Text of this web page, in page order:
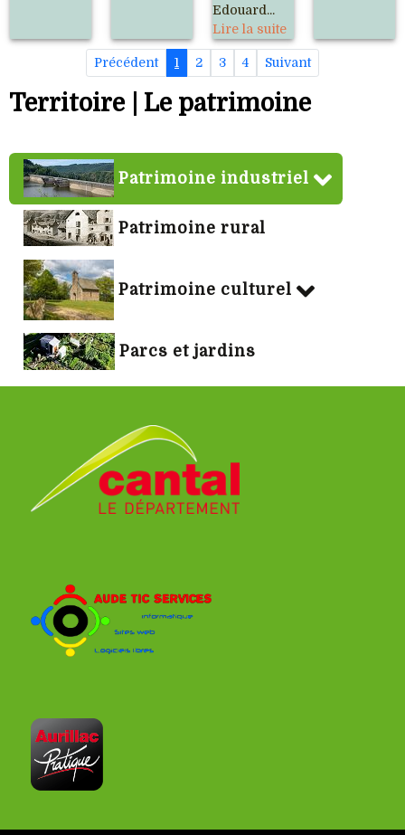
Edouard...
Lire la suite
Précédent 1 2 3 4 Suivant
Territoire | Le patrimoine
Patrimoine industriel
Patrimoine rural
Patrimoine culturel
Parcs et jardins